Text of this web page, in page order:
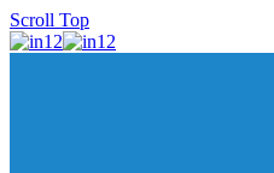
Scroll Top